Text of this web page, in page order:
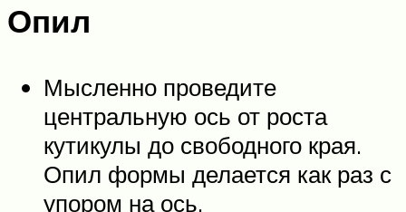
Опил
Мысленно проведите
центральную ось от роста
кутикулы до свободного края.
Опил формы делается как раз с
упором на ось.